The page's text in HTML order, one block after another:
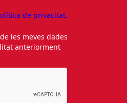
de privacitat.
les meves dades
anteriorment